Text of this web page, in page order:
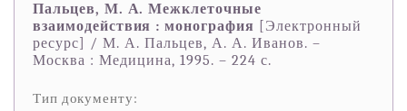
Пальцев, М. А. Межклеточные
взаимодействия : монография [Электронный
ресурс] / М. А. Пальцев, А. А. Иванов. –
Москва : Медицина, 1995. – 224 с.
Тип документу: